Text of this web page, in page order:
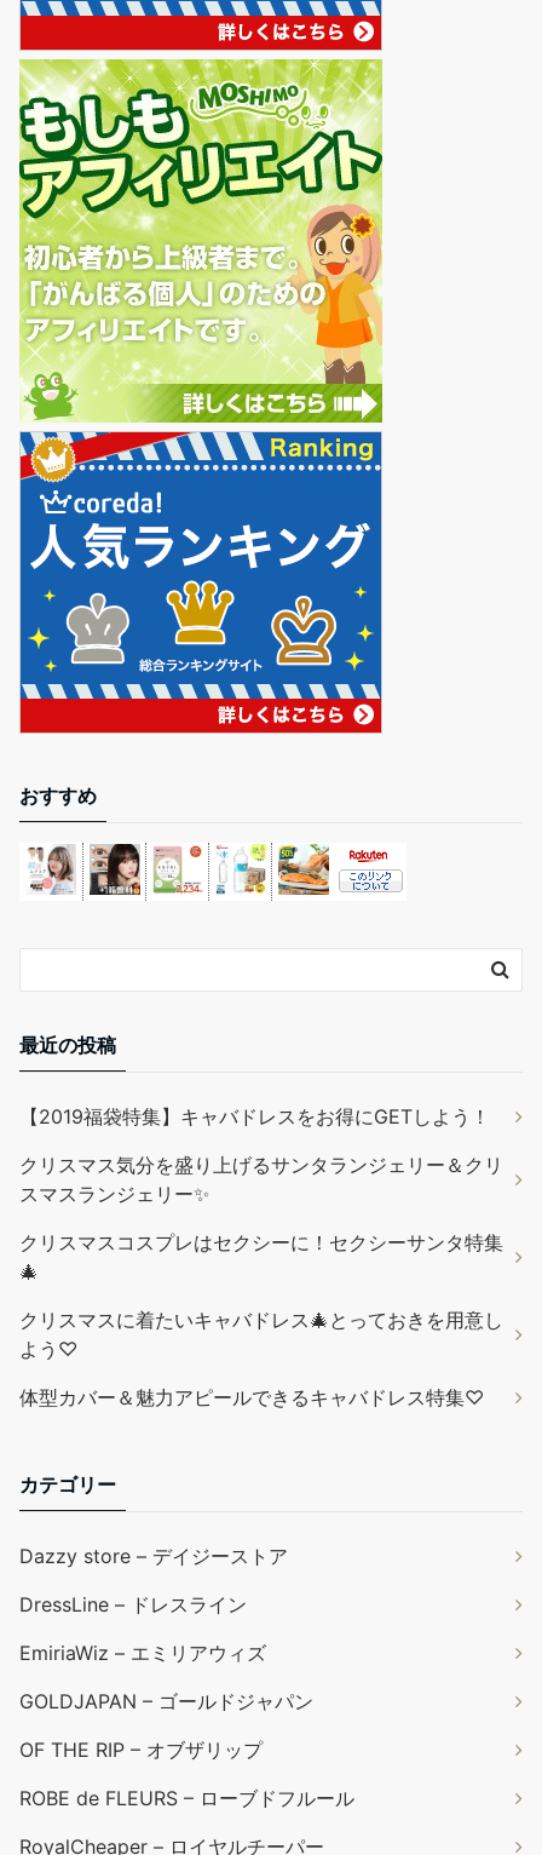
おすすめ
最近の投稿
【2019福袋特集】キャバドレスをお得にGETしよう！
クリスマス気分を盛り上げるサンタランジェリー＆クリ
スマスランジェリー✨
クリスマスコスプレはセクシーに！セクシーサンタ特集
🎄
クリスマスに着たいキャバドレス🎄とっておきを用意し
よう♡
体型カバー＆魅力アピールできるキャバドレス特集♡
カテゴリー
Dazzy store – デイジーストア
DressLine – ドレスライン
EmiriaWiz – エミリアウィズ
GOLDJAPAN – ゴールドジャパン
OF THE RIP – オブザリップ
ROBE de FLEURS – ローブドフルール
RoyalCheaper – ロイヤルチーパー